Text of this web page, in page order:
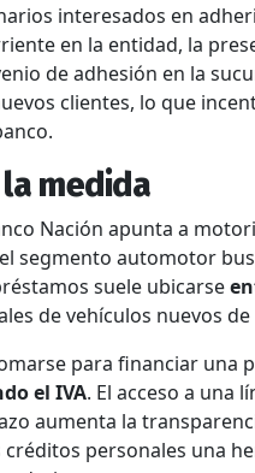
interesados en
en la entidad, la
de adhesión en la
clientes, lo que
medida
Nación apunta a
segmento automotor
suele ubicarse
de vehículos nuevos
para financiar una
el IVA. El acceso a una
aumenta la
personales una